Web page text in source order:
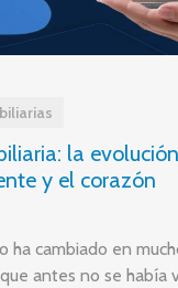
la
y el corazón
ha cambiado en
antes no se había